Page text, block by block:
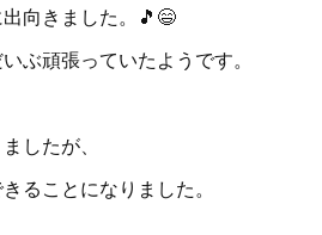
向きました。🎵😄
ぶ頑張っていたようです。
したが、
ることになりました。